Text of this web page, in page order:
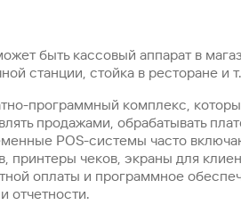
быть кассовый аппарат в
станции, стойка в ресторане и
программный комплекс,
продажами, обрабатывать
POS-системы часто
принтеры чеков, экраны для
оплаты и программное
отчетности.